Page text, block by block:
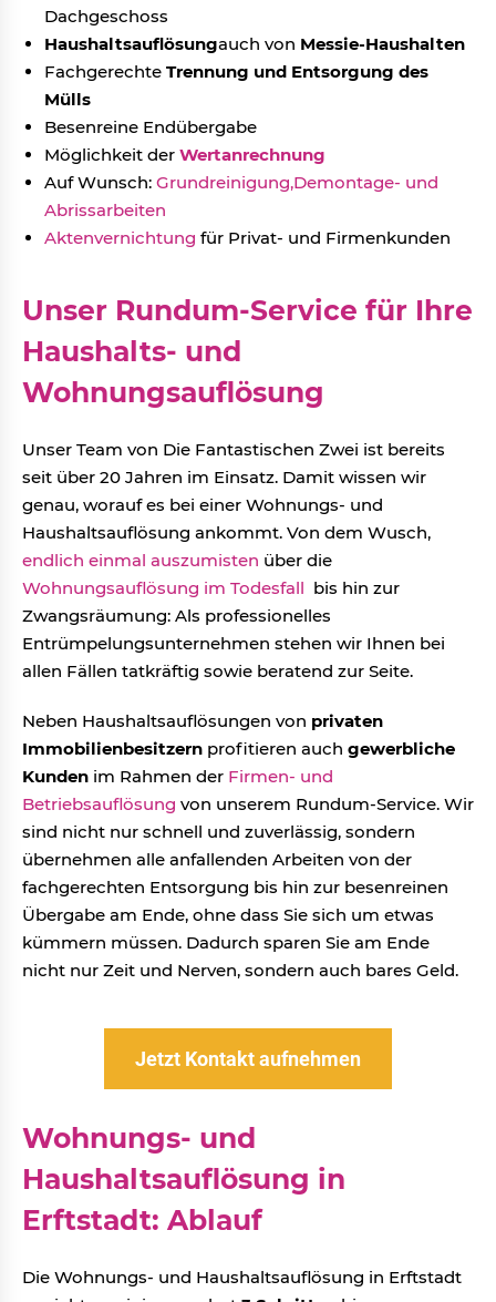
Dachgeschoss
Haushaltsauflösungauch von Messie-Haushalten
Fachgerechte Trennung und Entsorgung des
Mülls
Besenreine Endübergabe
Möglichkeit der Wertanrechnung
Auf Wunsch: Grundreinigung,Demontage- und
Abrissarbeiten
Aktenvernichtung für Privat- und Firmenkunden
Unser Rundum-Service für Ihre
Haushalts- und
Wohnungsauflösung
Unser Team von Die Fantastischen Zwei ist bereits
seit über 20 Jahren im Einsatz. Damit wissen wir
genau, worauf es bei einer Wohnungs- und
Haushaltsauflösung ankommt. Von dem Wusch,
endlich einmal auszumisten über die
Wohnungsauflösung im Todesfall bis hin zur
Zwangsräumung: Als professionelles
Entrümpelungsunternehmen stehen wir Ihnen bei
allen Fällen tatkräftig sowie beratend zur Seite.
Neben Haushaltsauflösungen von privaten
Immobilienbesitzern profitieren auch gewerbliche
Kunden im Rahmen der Firmen- und
Betriebsauflösung von unserem Rundum-Service. Wir
sind nicht nur schnell und zuverlässig, sondern
übernehmen alle anfallenden Arbeiten von der
fachgerechten Entsorgung bis hin zur besenreinen
Übergabe am Ende, ohne dass Sie sich um etwas
kümmern müssen. Dadurch sparen Sie am Ende
nicht nur Zeit und Nerven, sondern auch bares Geld.
Jetzt Kontakt aufnehmen
Wohnungs- und
Haushaltsauflösung in
Erftstadt: Ablauf
Die Wohnungs- und Haushaltsauflösung in Erftstadt